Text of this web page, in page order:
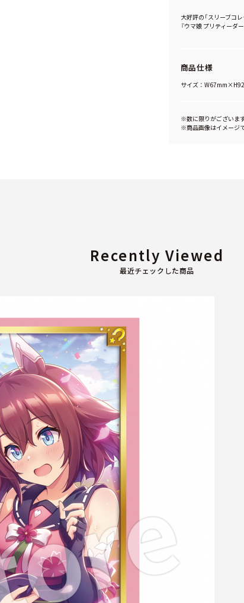
大好評の「スリーブコ
『ウマ娘 プリティーダ
商品仕様
サイズ：
※数に限りがございま
※商品画像はイメージ
最近チェックした商品
Recently Viewed